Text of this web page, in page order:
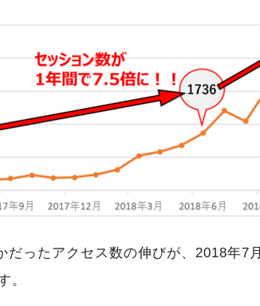
ったアクセス数の伸びが、2018年
。